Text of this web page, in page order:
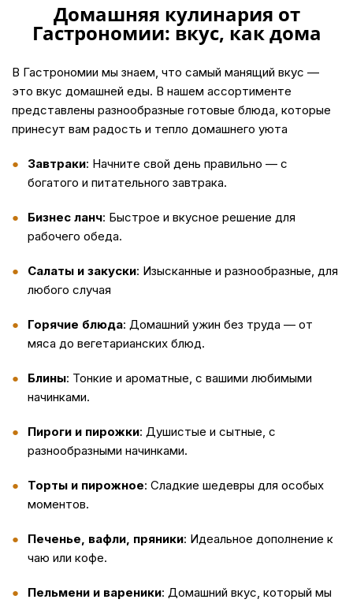
Домашняя кулинария от
Гастрономии: вкус, как дома
В Гастрономии мы знаем, что самый манящий вкус —
это вкус домашней еды. В нашем ассортименте
представлены разнообразные готовые блюда, которые
принесут вам радость и тепло домашнего уюта
Завтраки: Начните свой день правильно — с
богатого и питательного завтрака.
Бизнес ланч: Быстрое и вкусное решение для
рабочего обеда.
Салаты и закуски: Изысканные и разнообразные, для
любого случая
Горячие блюда: Домашний ужин без труда — от
мяса до вегетарианских блюд.
Блины: Тонкие и ароматные, с вашими любимыми
начинками.
Пироги и пирожки: Душистые и сытные, с
разнообразными начинками.
Торты и пирожное: Сладкие шедевры для особых
моментов.
Печенье, вафли, пряники: Идеальное дополнение к
чаю или кофе.
Пельмени и вареники: Домашний вкус, который мы